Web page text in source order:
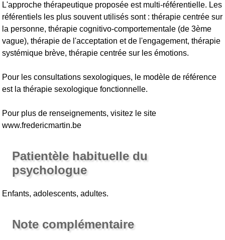
L'approche thérapeutique proposée est multi-référentielle. Les
référentiels les plus souvent utilisés sont : thérapie centrée sur
la personne, thérapie cognitivo-comportementale (de 3ème
vague), thérapie de l'acceptation et de l'engagement, thérapie
systémique brève, thérapie centrée sur les émotions.
Pour les consultations sexologiques, le modèle de référence
est la thérapie sexologique fonctionnelle.
Pour plus de renseignements, visitez le site
www.fredericmartin.be
Patientèle habituelle du
psychologue
Enfants, adolescents, adultes.
Note complémentaire